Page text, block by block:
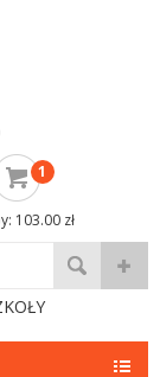
1
103.00 zł